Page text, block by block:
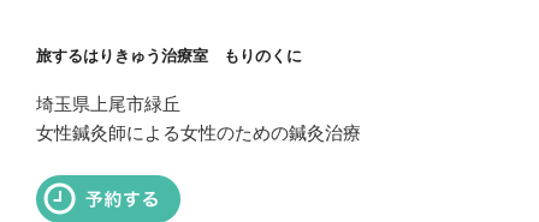
旅するはりきゅう治療室 もりのくに
埼玉県上尾市緑丘
女性鍼灸師による女性のための鍼灸治療